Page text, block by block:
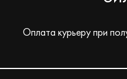
Оплата курьеру при